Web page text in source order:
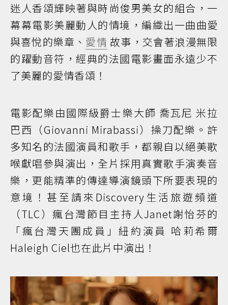
迷人香頌輝映著與時尚俊男美女的組合，一
幕幕電影美麗動人的情境，編織出一曲曲愛
與喜悅的樂章、 愛情 故事，交會著浪漫無限
的躍動音符，經典的法國電影畫面永遠少不
了美麗的愛情香頌！
電影配樂由國際級爵士樂大師 喬瓦尼 米拉
巴西（Giovanni Mirabassi）操刀配樂。許
多知名的法國演員和歌手，都親自以絕美歌
喉獻唱參與演出，全片採用真實歌手演奏音
樂，更能精準的傳達導演鏡頭下所要表現的
意境！甚至請來Discovery生活旅遊頻道
（TLC）瘋台灣節目主持人Janet謝怡芬的
「瘋台灣天團成員」紐約演員 哈莉希爾
Haleigh Ciel也在此片中演出！